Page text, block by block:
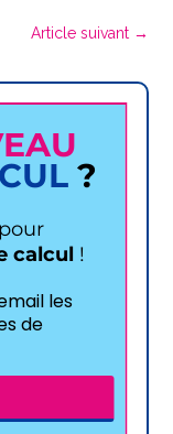
Article suivant→